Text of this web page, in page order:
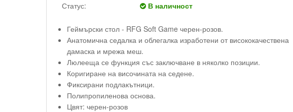
Статус:
В наличност
Геймърски стол - RFG Soft Game черен-розов.
Анатомична седалка и облегалка изработени от висококачествена
дамаска и мрежа меш.
Люлееща се функция със заключване в няколко позиции.
Коригиране на височината на седене.
Фиксирани подлакътници.
Полипропиленова основа.
Цвят: черен-розов